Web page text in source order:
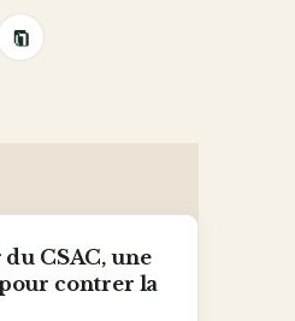
Copier
le
CSAC, une
contrer la